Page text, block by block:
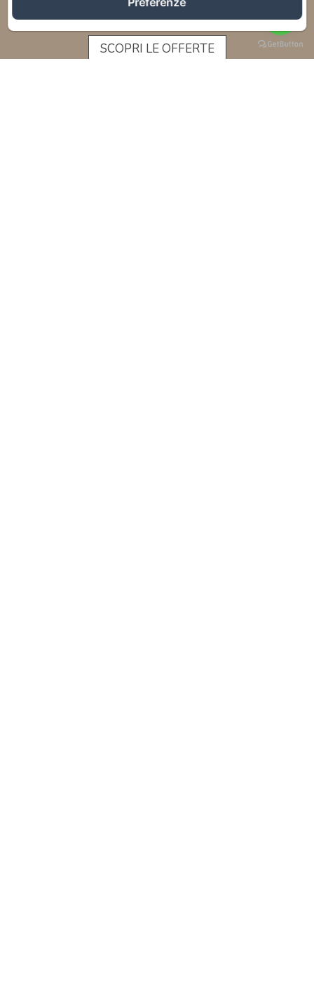
SCOPRI LE OFFERTE